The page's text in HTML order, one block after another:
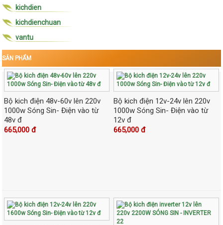
kichdien
kichdienchuan
vantu
SẢN PHẨM
Bộ kich điện 48v-60v lên 220v
1000w Sóng Sin- Điện vào từ
48v đ
665,000 đ
Bộ kich điện 12v-24v lên 220v
1000w Sóng Sin- Điện vào từ
12v đ
665,000 đ